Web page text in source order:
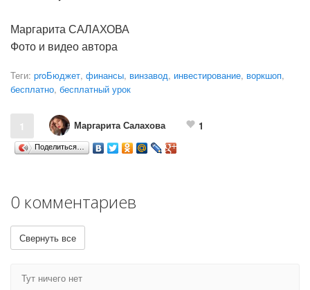
Маргарита САЛАХОВА
Фото и видео автора
Теги: proБюджет, финансы, винзавод, инвестирование, воркшоп,
бесплатно, бесплатный урок
1 Маргарита Салахова 1
Поделиться…
0 комментариев
Свернуть все
Тут ничего нет